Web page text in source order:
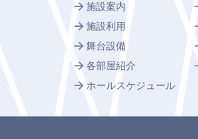
施設案内
施設利用
舞台設備
各部屋紹介
ホールスケジュール